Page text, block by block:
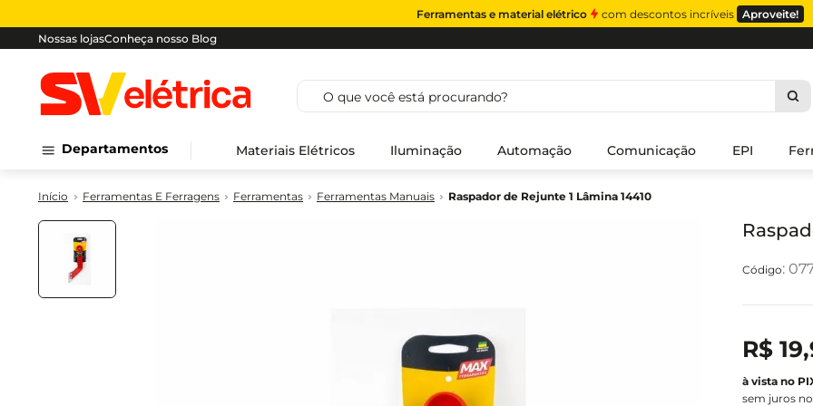
Ferramentas e material elétrico com descontos incríveis Aproveite!
Nossas lojasConheça nosso Blog
O que você está procurando?
Departamentos Materiais Elétricos Iluminação Automação Comunicação EPI
Ferramentas E Ferragens Ferramentas Ferramentas Manuais Raspador de Rejunte 1 Lâmina 14410
:
R$ 19,
sem juros